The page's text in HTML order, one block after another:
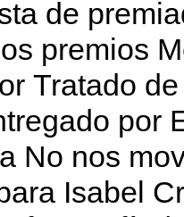
de
premios
Tratado
por
No nos
Isabel